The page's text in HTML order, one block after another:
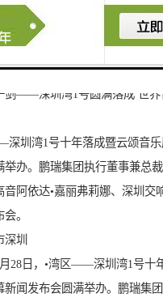
剑——深圳湾1号圆满落成 世界
圳湾1号十年落成暨云颂音
举办。鹏瑞集团执行董事兼总
音阿依达•嘉丽弗莉娜、深圳交
。
深圳
28日，•湾区——深圳湾1号十
新闻发布会圆满举办。鹏瑞集